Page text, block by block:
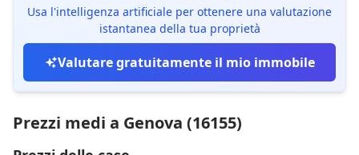
Usa l'intelligenza artificiale per ottenere una valutazione
istantanea della tua proprietà
Valutare gratuitamente il mio immobile
Prezzi medi a Genova (16155)